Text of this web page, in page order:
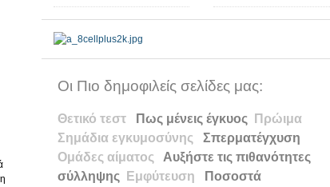
Οι Πιο δημοφιλείς σελίδες μας:
Θετικό τεστ Πως μένεις έγκυος
Πρώιμα
Σημάδια εγκυμοσύνης
Σπερματέγχυση
Ομάδες αίματος
Αυξήστε τις πιθανότητες
σύλληψης
Εμφύτευση
Ποσοστά